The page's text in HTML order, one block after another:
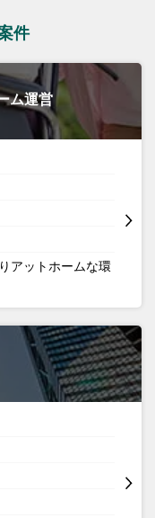
件
ム運営
アットホームな環